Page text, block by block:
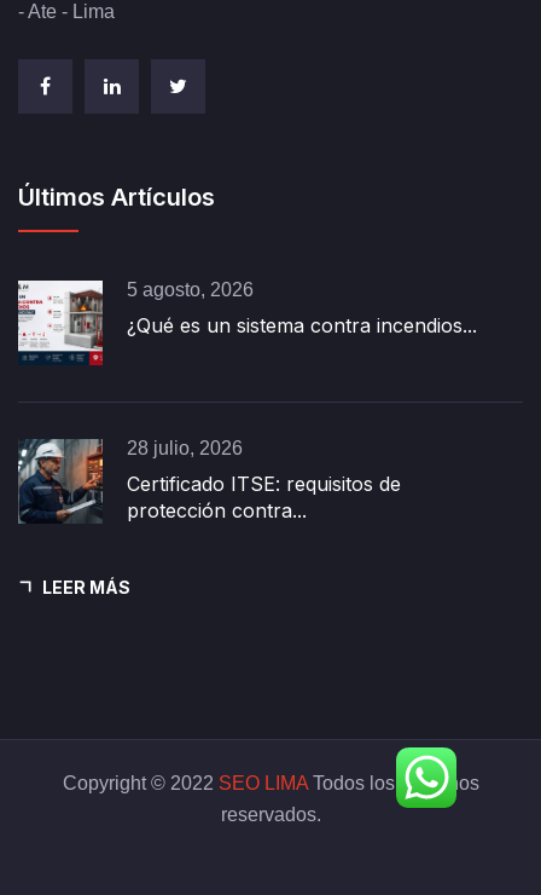
- Ate - Lima
Últimos Artículos
5 agosto, 2026
¿Qué es un sistema contra incendios...
28 julio, 2026
Certificado ITSE: requisitos de
protección contra...
LEER MÁS
Copyright © 2022 SEO LIMATodos los derechos
reservados.